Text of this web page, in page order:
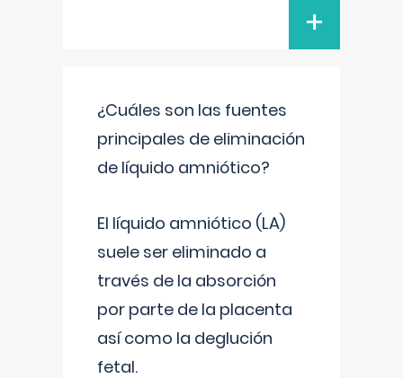
+
¿Cuáles son las fuentes
principales de eliminación
de líquido amniótico?
El líquido amniótico (LA)
suele ser eliminado a
través de la absorción
por parte de la placenta
así como la deglución
fetal.